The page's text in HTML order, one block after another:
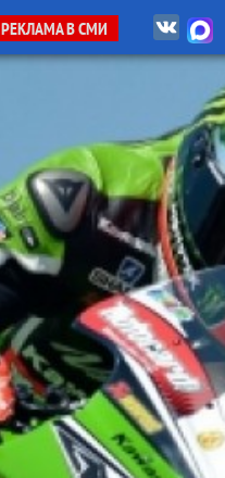
РЕКЛАМА В СМИ